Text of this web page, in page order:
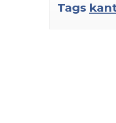
Tags